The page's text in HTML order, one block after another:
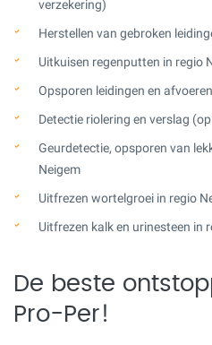
verzekering)
Herstellen van gebroken
Uitkuisen regenputten in regio
Opsporen leidingen en
Detectie riolering en verslag
Geurdetectie, opsporen van
Neigem
Uitfrezen wortelgroei in regio
Uitfrezen kalk en urinesteen in
De beste
Pro-Per!